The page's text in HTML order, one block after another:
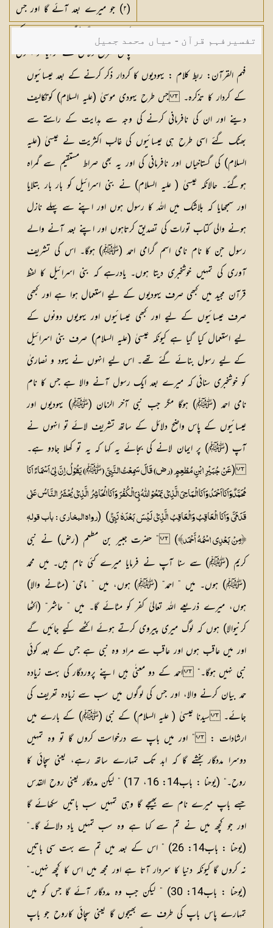
(٢) جو میرے بعد آئے گا اور جس
کا نام احمد ہوگا مگر وہ جب ان کے
پاس صریح دلائل لے کرآیا تو انہوں
نے کہا یہ تو کھلاجادو ہے
تفسیرفہم قرآن - میاں محمد جمیل
فہم القرآن: ربط کلام : یہودیوں کا کردار ذکر کرنے کے بعد عیسائیوں
کے کردار کا تذکرہ۔ جس طرح یہودی موسیٰ (علیہ السلام) کوتکالیف
دینے اور ان کی نافرمانی کرنے کی وجہ سے ہدایت کے راستے سے
بھٹک گئے اسی طرح ہی عیسائیوں کی غالب اکثریت نے عیسیٰ (علیہ
السلام) کی گستاخیاں اور نافرمانی کی اور یہ بھی صراط مستقیم سے گمراہ
ہوگئے۔ حالانکہ عیسیٰ ( علیہ السلام) نے بنی اسرائیل کو بار بار بتلایا
اور سمجھایا کہ بلاشک میں اللہ کا رسول ہوں اور اپنے سے پہلے نازل
ہونے والی کتاب تورات کی تصدیق کرتاہوں اور اپنے بعد آنے والے
رسول جن کا نام نامی اسم گرامی احمد (ﷺ) ہوگا۔ اس کی تشریف
آوری کی تمہیں خوشخبری دیتا ہوں۔ یادرہے کہ بنی اسرائیل کا لفظ
قرآن مجید میں کبھی صرف یہودیوں کے لیے استعمال ہوا ہے اور کبھی
صرف عیسائیوں کے لیے اور کبھی عیسائیوں اور یہویوں دونوں کے
لیے استعمال کیا گیا ہے کیونکہ عیسیٰ (علیہ السلام) صرف بنی اسرائیل
کے لیے رسول بنائے گئے تھے۔ اس لیے انہوں نے یہود و نصاریٰ
کو خوشخبری سنائی کہ میرے بعد ایک رسول آنے والا ہے جس کا نام
نامی احمد (ﷺ) ہوگا مگر جب نبی آخر الزمان (ﷺ) یہودیوں اور
عیسائیوں کے پاس واضح دلائل کے ساتھ تشریف لائے تو انہوں نے
آپ (ﷺ) پر ایمان لانے کی بجائے یہ کہا کہ یہ تو کھلا جادو ہے۔
(عَنْ جُبَیْرِ ابْنِ مُطْعِمٍ (رض) قَالَ سَمِعْتُ النَّبِیَّ (ﷺ) یَقُوْلُ اِنَّ لِیْ اَسْمَاءً اَنَا
مُحَمَّدٌوَاَنَا اَحْمَدُ وَاَنَا الْمَاحِیَ الَّذِیْ یَمْحُوْ اللّٰہُ بِیَ الْکُفْرَ وَاَنَا الْحَاشِرُ الَّذِیْ یُحْشَرُ النَّاسُ عَلٰی
قَدَمَیَّ وَاَنَا الْعَاقِبُ وَالْعَاقِبُ الَّذِیْ لَیْسَ بَعْدَہٗ نَبِیٌّ) (رواہ البخاری : باب قولہٖ
﴿مِنْ بَعْدِي اسْمُهُ أَحْمَد﴾) ” حضرت جبیر بن مطعم (رض) نے نبی
کریم (ﷺ) سے سنا آپ نے فرمایا میرے کئی نام ہیں۔ میں محمد
(ﷺ) ہوں۔ میں ” احمد“ (ﷺ) ہوں، میں ” ماحی“ (مٹانے والا)
ہوں، میرے ذریعے اللہ تعالیٰ کفر کو مٹائے گا۔ میں ” حاشر“ (اکٹھا
کرنیوالا) ہوں کہ لوگ میری پیروی کرتے ہوئے اکٹھے کیے جائیں گے
اور میں عاقب ہوں اور عاقب سے مراد وہ نبی ہے جس کے بعد کوئی
نبی نہیں ہوگا۔“ احمد کے دو معنٰی ہیں اپنے پروردگار کی بہت زیادہ
حمد بیان کرنے والا، اور جس کی لوگوں میں سب سے زیادہ تعریف کی
جائے۔سیدنا عیسیٰ ( علیہ السلام) کے نبی (ﷺ) کے بارے میں
ارشادات : ” اور میں باپ سے درخواست کروں گا تو وہ تمہیں
دوسرا مددگار بخشے گا کہ ابد تک تمہارے ساتھ رہے، یعنی سچائی کا
روح۔“ (یوحنا : باب14: 16، 17) ” لیکن مددگار یعنی روح القدس
جسے باپ میرے نام سے بھیجے گا وہی تمہیں سب باتیں سکھائے گا
اور جو کچھ میں نے تم سے کہا ہے وہ سب تمہیں یاد دلائے گا۔“
(یوحنا : باب14: 26) ” اس کے بعد میں تم سے بہت سی باتیں
نہ کروں گا کیونکہ دنیا کا سردار آتا ہے اور مجھ میں اس کا کچھ نہیں۔“
(یوحنا : باب14: 30) ” لیکن جب وہ مددگار آئے گا جس کو میں
تمہارے پاس باپ کی طرف سے بھیجوں گا یعنی سچائی کاروح جو باپ